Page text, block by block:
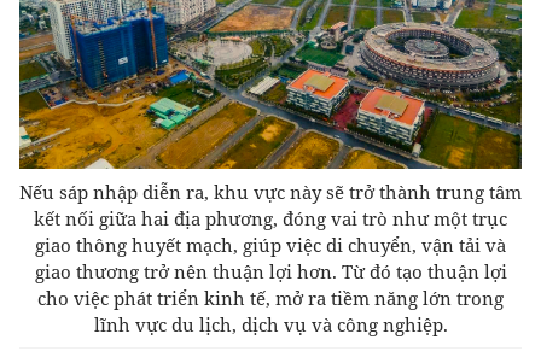
Nếu sáp nhập diễn ra, khu vực này sẽ trở thành trung tâm
kết nối giữa hai địa phương, đóng vai trò như một trục
giao thông huyết mạch, giúp việc di chuyển, vận tải và
giao thương trở nên thuận lợi hơn. Từ đó tạo thuận lợi
cho việc phát triển kinh tế, mở ra tiềm năng lớn trong
lĩnh vực du lịch, dịch vụ và công nghiệp.